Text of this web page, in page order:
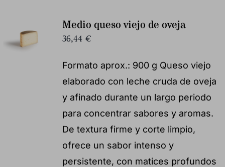
Medio queso viejo de oveja
36,44 €
Formato aprox.: 900 g Queso viejo
elaborado con leche cruda de oveja
y afinado durante un largo periodo
para concentrar sabores y aromas.
De textura firme y corte limpio,
ofrece un sabor intenso y
persistente, con matices profundos